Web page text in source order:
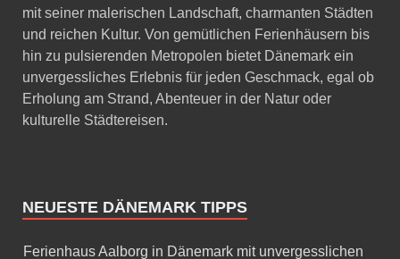
mit seiner malerischen Landschaft, charmanten Städten
und reichen Kultur. Von gemütlichen Ferienhäusern bis
hin zu pulsierenden Metropolen bietet Dänemark ein
unvergessliches Erlebnis für jeden Geschmack, egal ob
Erholung am Strand, Abenteuer in der Natur oder
kulturelle Städtereisen.
NEUESTE DÄNEMARK TIPPS
Ferienhaus Aalborg in Dänemark mit unvergesslichen